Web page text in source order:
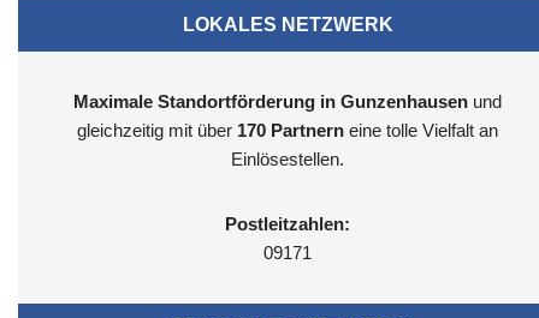
LOKALES NETZWERK
Maximale Standortförderung in Gunzenhausen und
gleichzeitig mit über 170 Partnern eine tolle Vielfalt an
Einlösestellen.
Postleitzahlen:
09171